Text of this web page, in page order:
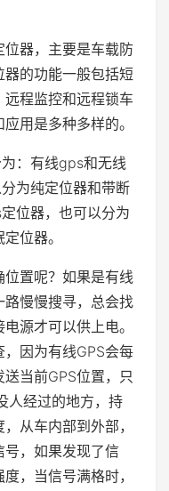
位器，主要是车载防
器的功能一般包括短
程监控和远程锁车
用是多种多样的。
：有线gps和无线
为纯定位器和带断
位器，也可以分为
位器。
置呢？如果是有线
路慢慢搜寻，总会找
源才可以供上电。
因为有线GPS会每
当前GPS位置，只
人经过的地方，持
从车内部到外部，
，如果发现了信
，当信号满格时，